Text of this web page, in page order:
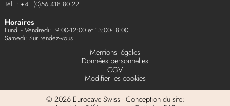
Tél. : +41 (0)56 418 80 22
Horaires
Lundi - Vendredi: 9:00-12:00 et 13:00-18:00
Samedi: Sur rendez-vous
Mentions légales
Données personnelles
CGV
Modifier les cookies
© 2026 Eurocave Swiss - Conception du site: